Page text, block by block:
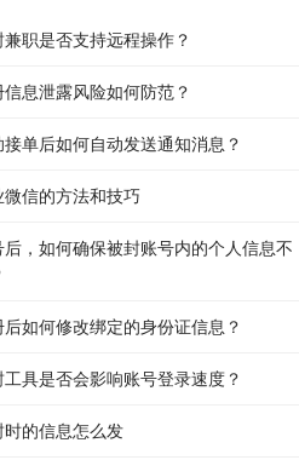
职是否支持远程操作？
息泄露风险如何防范？
单后如何自动发送通知消息？
微信的方法和技巧
后，如何确保被封账号内的个人信息不
如何修改绑定的身份证信息？
具是否会影响账号登录速度？
时的信息怎么发